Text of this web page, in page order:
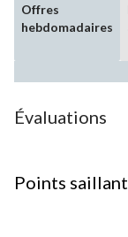
Offres
hebdomadaires
Évaluations
Points